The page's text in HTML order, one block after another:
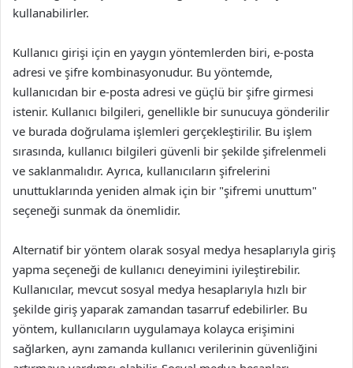
kullanabilirler.
Kullanıcı girişi için en yaygın yöntemlerden biri, e-posta
adresi ve şifre kombinasyonudur. Bu yöntemde,
kullanıcıdan bir e-posta adresi ve güçlü bir şifre girmesi
istenir. Kullanıcı bilgileri, genellikle bir sunucuya gönderilir
ve burada doğrulama işlemleri gerçekleştirilir. Bu işlem
sırasında, kullanıcı bilgileri güvenli bir şekilde şifrelenmeli
ve saklanmalıdır. Ayrıca, kullanıcıların şifrelerini
unuttuklarında yeniden almak için bir "şifremi unuttum"
seçeneği sunmak da önemlidir.
Alternatif bir yöntem olarak sosyal medya hesaplarıyla giriş
yapma seçeneği de kullanıcı deneyimini iyileştirebilir.
Kullanıcılar, mevcut sosyal medya hesaplarıyla hızlı bir
şekilde giriş yaparak zamandan tasarruf edebilirler. Bu
yöntem, kullanıcıların uygulamaya kolayca erişimini
sağlarken, aynı zamanda kullanıcı verilerinin güvenliğini